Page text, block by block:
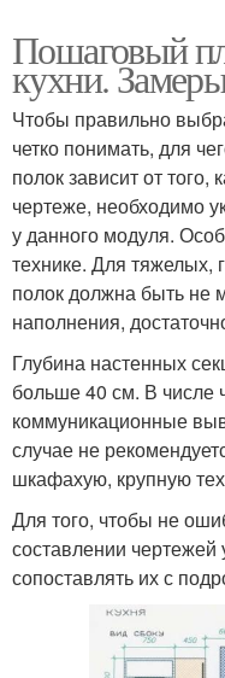
Пошаговый
кухни.
Чтобы правильно
четко понимать, для
полок зависит от того,
чертеже, необходимо
у данного модуля.
технике. Для тяжелых,
полок должна быть не
наполнения,
Глубина настенных
больше 40 см. В числе
коммуникационные
случае не
шкафахую, крупную
Для того, чтобы не
составлении
сопоставлять их с